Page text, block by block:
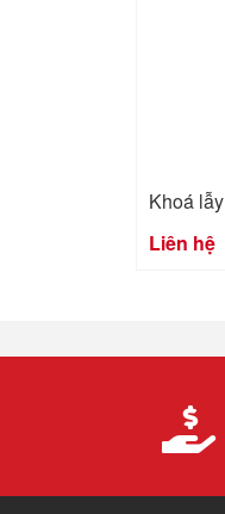
Khoá
Liên hệ